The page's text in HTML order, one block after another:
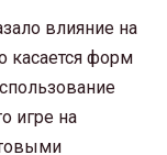
влияние на
касается форм
игре на